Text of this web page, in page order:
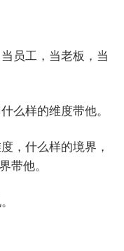
员工，当老板，当
么样的维度带他。
，什么样的境界，
带他。